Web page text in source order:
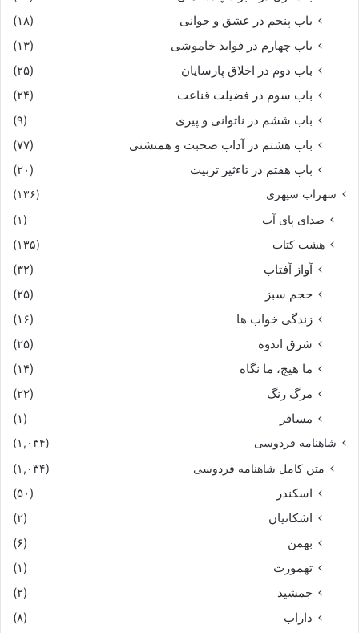
باب پنجم در عشق و جوانى
(۱۸)
باب چهارم در فواید خاموشى
(۱۳)
باب دوم در اخلاق پارسایان
(۲۵)
باب سوم در فضیلت قناعت
(۲۴)
باب ششم در ناتوانى و پیرى
(۹)
باب هشتم در آداب صحبت و همنشنى
(۷۷)
باب هفتم در تاءثیر تربیت
(۲۰)
سهراب سپهری (۱۳۶)
صدای پای آب
(۱)
هشت کتاب
(۱۳۵)
آواز آفتاب
(۳۲)
حجم سبز
(۲۵)
زندگی خواب ها
(۱۶)
شرق اندوه
(۲۵)
ما هیچ، ما نگاه
(۱۴)
مرگ رنگ
(۲۲)
مسافر
(۱)
شاهنامه فردوسی (۱,۰۳۴)
متن کامل شاهنامه فردوسی (۱,۰۳۴)
اسکندر
(۵۰)
اشکانیان
(۲)
بهمن
(۶)
تهمورث
(۱)
جمشید
(۲)
داراب
(۸)